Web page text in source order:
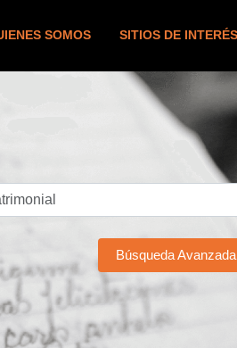
SOMOS SITIOS DE INTERÉS
Búsqueda